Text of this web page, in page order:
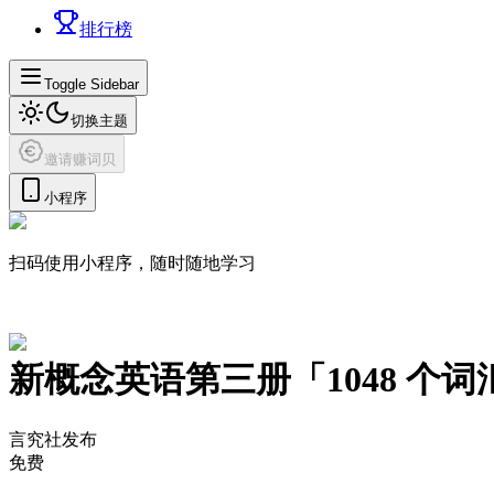
排行榜
Toggle Sidebar
切换主题
邀请赚词贝
小程序
扫码使用小程序，随时随地学习
新概念英语第三册 「 1048 个词
言究社发布
免费